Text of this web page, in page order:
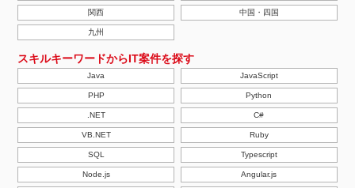
関西 中国・四国
九州
スキルキーワードからIT案件を探す
Java JavaScript
PHP Python
.NET C#
VB.NET Ruby
SQL Typescript
Node.js Angular.js